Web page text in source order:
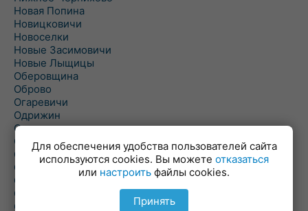
Новая Попина
Новицковичи
Новоселки
Новые Засимовичи
Новые Лыщицы
Оберовщина
Оброво
Огаревичи
Одрижин
Оздамичи
Озяты
Олтуш
Ольманы
Ольпень
Ольшаны
Омельная
Для обеспечения удобства пользователей сайта
используются cookies. Вы можете отказаться
или настроить файлы cookies.
Принять